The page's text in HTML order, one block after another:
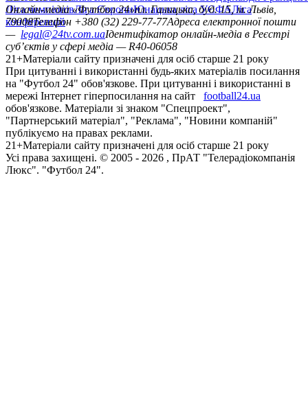
Ліга чемпіонівЛіга ЄвропиЮнацька ліга УЄФАЛіга
конференцій
Онлайн-медіа «Футбол 24»пл. Галицька, буд. 15, м. Львів,
79008Телефон +380 (32) 229-77-77Адреса електронної пошти
— legal@24tv.com.uaІдентифікатор онлайн-медіа в Реєстрі
суб’єктів у сфері медіа — R40-06058
21+Матеріали сайту призначені для осіб старше 21 року
При цитуванні і використанні будь-яких матеріалів посилання
на "Футбол 24" обов'язкове. При цитуванні і використанні в
мережі Інтернет гіперпосилання на сайт
football24.ua
обов'язкове. Матеріали зі знаком "Спецпроект",
"Партнерський матеріал", "Реклама", "Новини компаній"
публікуємо на правах реклами.
21+Матеріали сайту призначені для осіб старше 21 року
Усi права захищенi. © 2005 - 2026 , ПрАТ "Телерадіокомпанія
Люкс". "Футбол 24".